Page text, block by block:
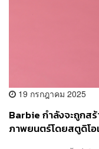
19 กรกฎาคม 2025
Barbie กำลังจะถูกส
ภาพยนตร์โดยสตูดิโอ